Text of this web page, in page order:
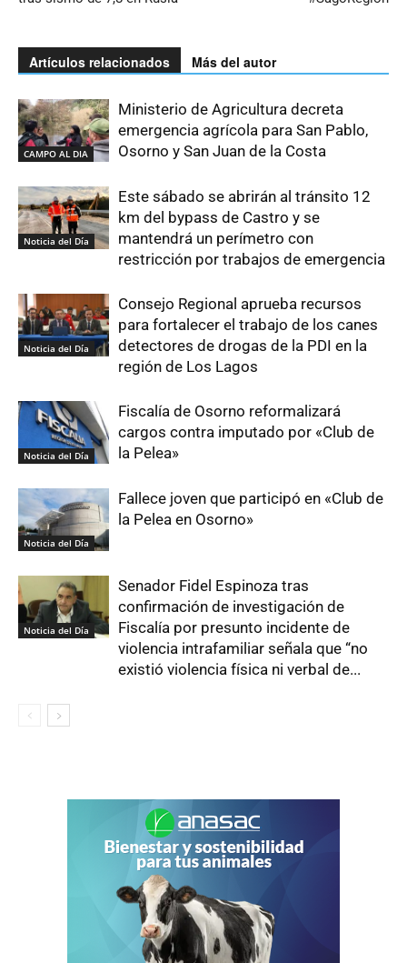
Artículos relacionados Más del autor
CAMPO AL DIA
Ministerio de Agricultura decreta
emergencia agrícola para San Pablo,
Osorno y San Juan de la Costa
Noticia del Día
Este sábado se abrirán al tránsito 12
km del bypass de Castro y se
mantendrá un perímetro con
restricción por trabajos de emergencia
Noticia del Día
Consejo Regional aprueba recursos
para fortalecer el trabajo de los canes
detectores de drogas de la PDI en la
región de Los Lagos
Noticia del Día
Fiscalía de Osorno reformalizará
cargos contra imputado por «Club de
la Pelea»
Noticia del Día
Fallece joven que participó en «Club de
la Pelea en Osorno»
Noticia del Día
Senador Fidel Espinoza tras
confirmación de investigación de
Fiscalía por presunto incidente de
violencia intrafamiliar señala que “no
existió violencia física ni verbal de...